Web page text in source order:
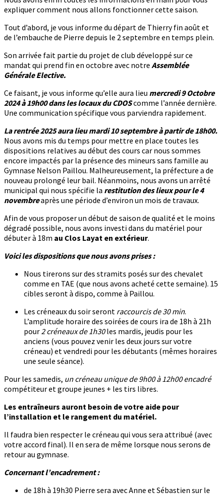
expliquer comment nous allons fonctionner cette saison.
Tout d’abord, je vous informe du départ de Thierry fin août et
de l’embauche de Pierre depuis le 2 septembre en temps plein.
Son arrivée fait partie du projet de club développé sur ce
mandat qui prend fin en octobre avec notre Assemblée
Générale Elective.
Ce faisant, je vous informe qu’elle aura lieu mercredi 9 Octobre
2024 à 19h00 dans les locaux du CDOScomme l’année dernière.
Une communication spécifique vous parviendra rapidement.
La rentrée 2025 aura lieu mardi 10 septembre à partir de 18h00.
Nous avons mis du temps pour mettre en place toutes les
dispositions relatives au début des cours car nous sommes
encore impactés par la présence des mineurs sans famille au
Gymnase Nelson Paillou. Malheureusement, la préfecture a de
nouveau prolongé leur bail. Néanmoins, nous avons un arrêté
municipal qui nous spécifie la restitution des lieux pour le 4
novembreaprès une période d’environ un mois de travaux.
Afin de vous proposer un début de saison de qualité et le moins
dégradé possible, nous avons investi dans du matériel pour
débuter à 18m au Clos Layat en extérieur.
Voici les dispositions que nous avons prises :
Nous tirerons sur des stramits posés sur des chevalet
comme en TAE (que nous avons acheté cette semaine). 15
cibles seront à dispo, comme à Paillou.
Les créneaux du soir seront raccourcis de 30 min.
L’amplitude horaire des soirées de cours ira de 18h à 21h
pour2 créneaux de 1h30les mardis, jeudis pour les
anciens (vous pouvez venir les deux jours sur votre
créneau) et vendredi pour les débutants (mêmes horaires
une seule séance).
Pour les samedis, un créneau unique de 9h00 à 12h00 encadré
compétiteur et groupe jeunes + les tirs libres.
Les entraîneurs auront besoin de votre aide pour
l’installation et le rangement du matériel.
Il faudra bien respecter le créneau qui vous sera attribué (avec
votre accord final). Il en sera de même lorsque nous serons de
retour au gymnase.
Concernant l’encadrement :
de 18h à 19h30 Pierre sera avec Anne et Sébastien sur le